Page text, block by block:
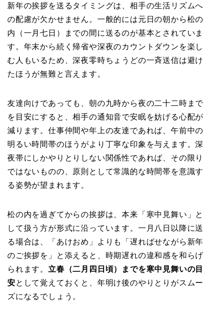
新年の挨拶を送るタイミングは、相手の生活リズムへ
の配慮が欠かせません。一般的には元日の朝から松の
内（一月七日）までの間に送るのが基本とされていま
す。年末から続く帰省や深夜のカウントダウンを楽し
む人もいるため、深夜零時ちょうどの一斉送信は避け
たほうが無難と言えます。
友達向けであっても、朝の九時から夜の二十二時まで
を目安にすると、相手の通知音で安眠を妨げる心配が
減ります。仕事仲間や年上の友達であれば、午前中の
明るい時間帯のほうがより丁寧な印象を与えます。深
夜帯にしかやりとりしない関係性であれば、その限り
ではないものの、原則として常識的な時間帯を意識す
る姿勢が望まれます。
松の内を過ぎてからの挨拶は、本来「寒中見舞い」と
して扱う方が形式に沿っています。一月八日以降に送
る場合は、「あけおめ」よりも「遅ればせながら新年
のご挨拶を」と添えると、時期遅れの違和感を和らげ
られます。 立春（二月四日頃）までを寒中見舞いの目
安として覚えておくと、年明け後のやりとりがスムー
ズになるでしょう。